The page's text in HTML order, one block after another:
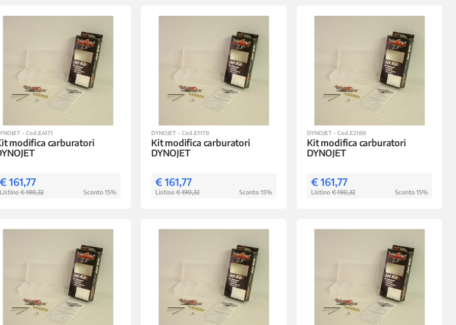
- Cod.E4171
modifica carburatori
161,77
€ 190,32 Sconto 15%
DYNOJET - Cod.E1178
Kit modifica carburatori
DYNOJET
€ 161,77
Listino € 190,32 Sconto 15%
DYNOJET - Cod.E2188
Kit modifica carburatori
DYNOJET
€ 161,77
Listino € 190,32 Sconto 15%